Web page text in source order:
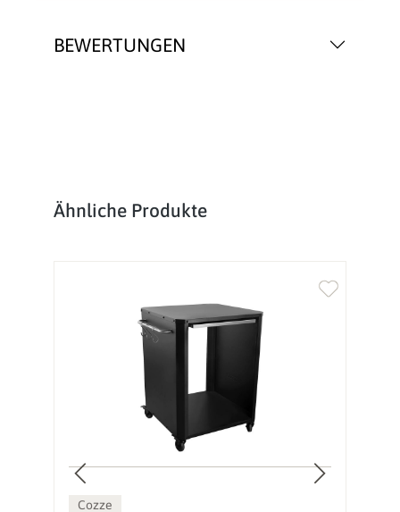
BEWERTUNGEN
Produktgalerie überspringen
Ähnliche Produkte
Cozze